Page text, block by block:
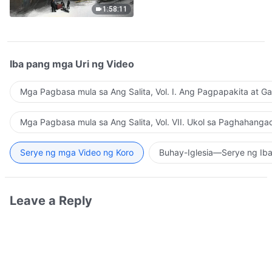
1:58:11
Iba pang mga Uri ng Video
Mga Pagbasa mula sa Ang Salita, Vol. I. Ang Pagpapakita at
Mga Pagbasa mula sa Ang Salita, Vol. VII. Ukol sa
Serye ng mga Video ng Koro Buhay-Iglesia—Serye ng
Leave a Reply